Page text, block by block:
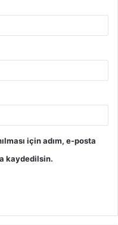
için adım, e-posta
kaydedilsin.